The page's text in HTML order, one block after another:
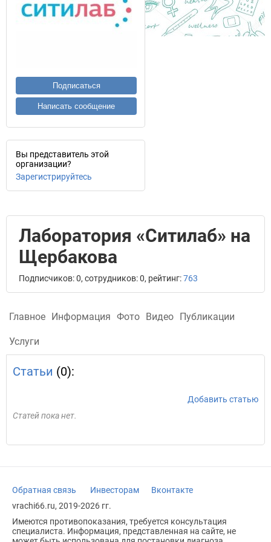
Подписаться
Написать сообщение
Вы представитель этой
организации?
Зарегистрируйтесь
Лаборатория «Ситилаб» на
Щербакова
Подписчиков: 0, сотрудников: 0, рейтинг:763
Главное Информация Фото Видео Публикации
Услуги
Статьи (0):
Добавить статью
Статей пока нет.
Обратная связь Инвесторам
Вконтакте
vrachi66.ru, 2019-2026 гг.
Имеются противопоказания, требуется консультация
специалиста. Информация, представленная на сайте, не